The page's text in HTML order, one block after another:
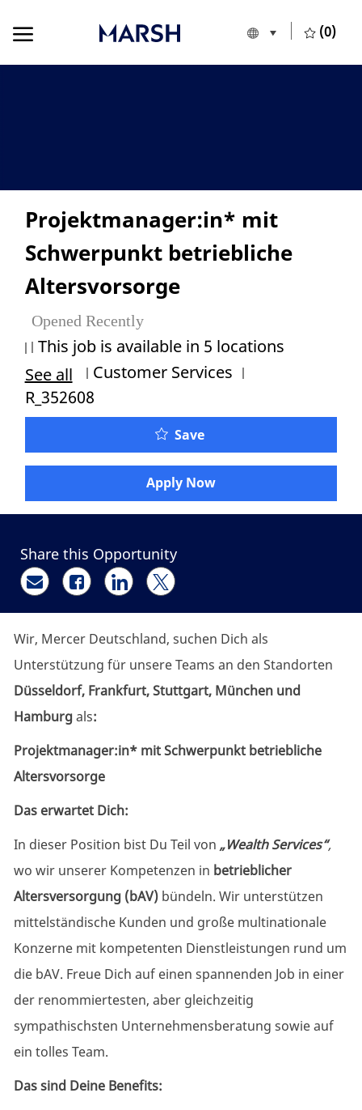
Language
English (0)
Projektmanager:in* mit
Schwerpunkt betriebliche
Altersvorsorge
Opened Recently
This job is available in 5 locations
See all
Category
Customer Services
R_352608
SaveProjektmanager:in* mit
Apply Now
Share this Opportunity
Share via email
Share via Facebook
Share via LinkedIn
Share via twitter
Wir, Mercer Deutschland, suchen Dich als
Unterstützung für unsere Teams an den Standorten
Düsseldorf, Frankfurt, Stuttgart, München und
Hamburgals:
Projektmanager:in* mit Schwerpunkt betriebliche
Altersvorsorge
Das erwartet Dich:
In dieser Position bist Du Teil von „Wealth Services“,
wo wir unserer Kompetenzen in betrieblicher
Altersversorgung (bAV) bündeln. Wir unterstützen
mittelständische Kunden und große multinationale
Konzerne mit kompetenten Dienstleistungen rund um
die bAV. Freue Dich auf einen spannenden Job in einer
der renommiertesten, aber gleichzeitig
sympathischsten Unternehmensberatung sowie auf
ein tolles Team.
Das sind Deine Benefits: